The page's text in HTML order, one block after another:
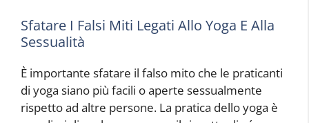
Sfatare I Falsi Miti Legati Allo Yoga E Alla
Sessualità
È importante sfatare il falso mito che le praticanti
di yoga siano più facili o aperte sessualmente
rispetto ad altre persone. La pratica dello yoga è